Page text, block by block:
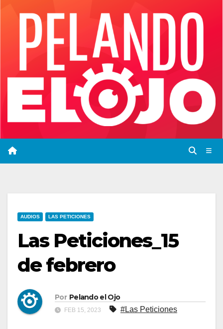
AUDIOS LAS PETICIONES
Las Peticiones_15
de febrero
Por Pelando el Ojo
FEB 15, 2023 #Las Peticiones